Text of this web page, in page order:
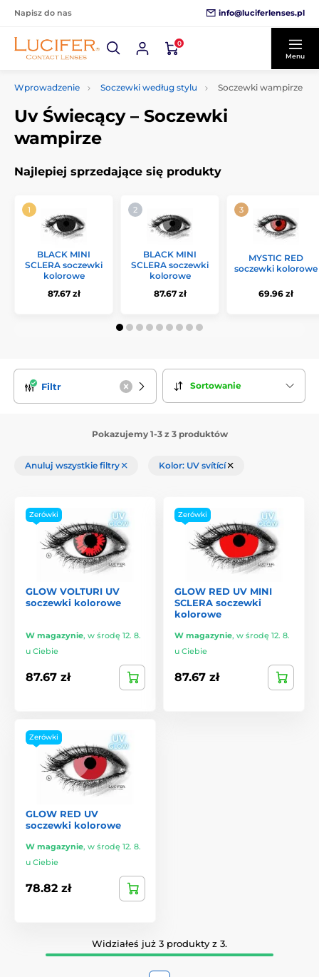
Napisz do nas info@luciferlenses.pl
0
Menu
Wprowadzenie Soczewki według stylu Soczewki wampirze
Uv Świecący – Soczewki
wampirze
Najlepiej sprzedające się produkty
BLACK MINI
SCLERA soczewki
kolorowe
87.67 zł
BLACK MINI
SCLERA soczewki
kolorowe
87.67 zł
MYSTIC RED
soczewki kolorowe
69.96 zł
Filtr Sortowanie
Pokazujemy 1-3 z 3 produktów
Anuluj wszystkie filtry Kolor: UV svítící
Zerówki
GLOW VOLTURI UV
soczewki kolorowe
W magazynie, w środę 12. 8.
u Ciebie
87.67 zł
Zerówki
GLOW RED UV MINI
SCLERA soczewki
kolorowe
W magazynie, w środę 12. 8.
u Ciebie
87.67 zł
Zerówki
GLOW RED UV
soczewki kolorowe
W magazynie, w środę 12. 8.
u Ciebie
78.82 zł
Widziałeś już 3 produkty z 3.